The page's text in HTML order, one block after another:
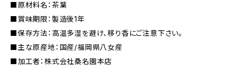
■原材料名：茶葉
■賞味期限：製造後1年
■保存方法：高温多湿を避け、移り香にご注意下さい。
■主な原産地：国産/福岡県八女産
■加工者：株式会社桑名園本店